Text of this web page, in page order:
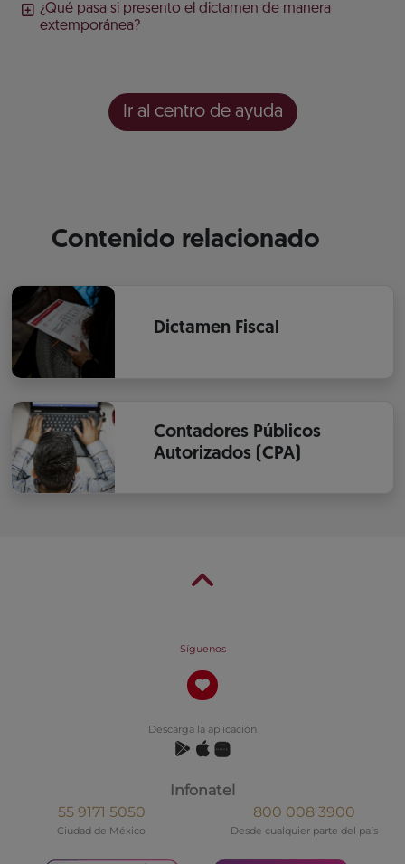
¿Qué pasa si presento el dictamen de manera
extemporánea?
Ir al centro de ayuda
Contenido relacionado
Dictamen Fiscal
Contadores Públicos
Autorizados (CPA)
Síguenos
Descarga la aplicación
Infonatel
55 9171 5050
Ciudad de México
800 008 3900
Desde cualquier parte del país